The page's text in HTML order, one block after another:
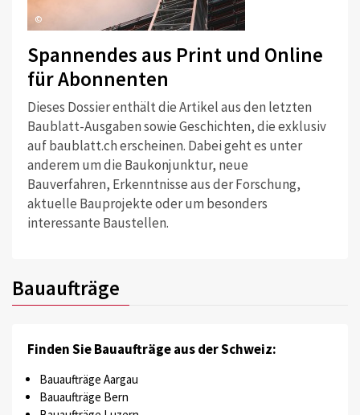
©
Spannendes aus Print und Online
für Abonnenten
Dieses Dossier enthält die Artikel aus den letzten
Baublatt-Ausgaben sowie Geschichten, die exklusiv
auf baublatt.ch erscheinen. Dabei geht es unter
anderem um die Baukonjunktur, neue
Bauverfahren, Erkenntnisse aus der Forschung,
aktuelle Bauprojekte oder um besonders
interessante Baustellen.
Bauaufträge
Finden Sie Bauaufträge aus der Schweiz:
Bauaufträge Aargau
Bauaufträge Bern